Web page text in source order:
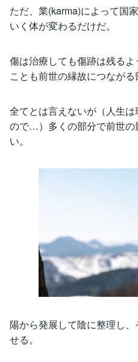
ただ、業(karma)によって国
いく体が変わるだけだ。
傷は治療しても傷跡は残る
ことも前世の縁故につながる
全てとは言えないが（人生
ので…）多くの部分で前世の
い。
陽から発展して陰に整理し
せる。